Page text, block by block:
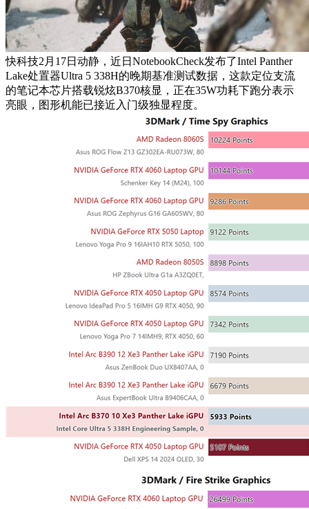
快科技2月17日动静，近日NotebookCheck发布了Intel Panther
Lake处置器Ultra 5 338H的晚期基准测试数据，这款定位支流
的笔记本芯片搭载锐炫B370核显，正在35W功耗下跑分表示
亮眼，图形机能已接近入门级独显程度。